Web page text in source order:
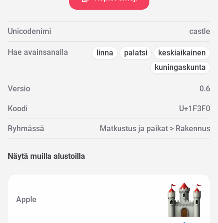
Unicodenimi castle
Hae avainsanalla linna palatsi
keskiaikainen
kuningaskunta
Versio 0.6
Koodi U+1F3F0
Ryhmässä Matkustus ja paikat > Rakennus
Näytä muilla alustoilla
Apple